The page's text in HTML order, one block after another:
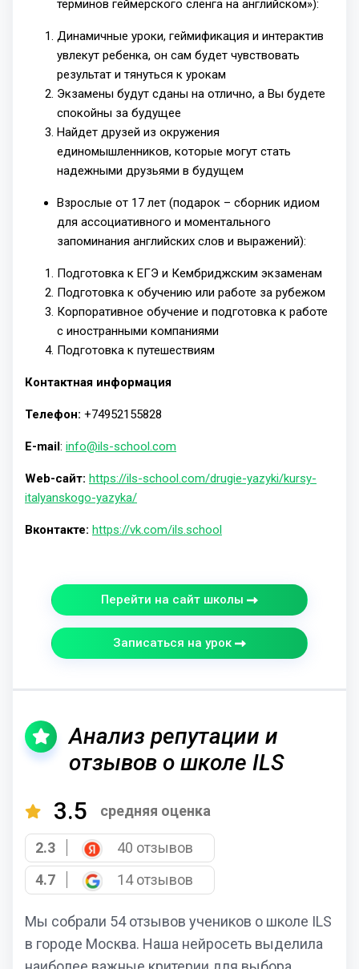
терминов геймерского сленга на английском»):
Динамичные уроки, геймификация и интерактив
увлекут ребенка, он сам будет чувствовать
результат и тянуться к урокам
Экзамены будут сданы на отлично, а Вы будете
спокойны за будущее
Найдет друзей из окружения
единомышленников, которые могут стать
надежными друзьями в будущем
Взрослые от 17 лет (подарок – сборник идиом
для ассоциативного и моментального
запоминания английских слов и выражений):
Подготовка к ЕГЭ и Кембриджским экзаменам
Подготовка к обучению или работе за рубежом
Корпоративное обучение и подготовка к работе
с иностранными компаниями
Подготовка к путешествиям
Контактная информация
Телефон: +74952155828
E-mail: info@ils-school.com
Web-сайт: https://ils-school.com/drugie-yazyki/kursy-
italyanskogo-yazyka/
Вконтакте: https://vk.com/ils.school
Перейти на сайт школы
Записаться на урок
Анализ репутации и
отзывов о школе ILS
3.5 средняя оценка
2.3
40 отзывов
4.7
14 отзывов
Мы собрали 54 отзывов учеников о школе ILS
в городе Москва. Наша нейросеть выделила